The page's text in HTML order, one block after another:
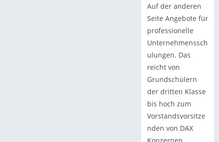
Auf der anderen
Seite Angebote für
professionelle
Unternehmenssch
ulungen. Das
reicht von
Grundschülern
der dritten Klasse
bis hoch zum
Vorstandsvorsitze
nden von DAX